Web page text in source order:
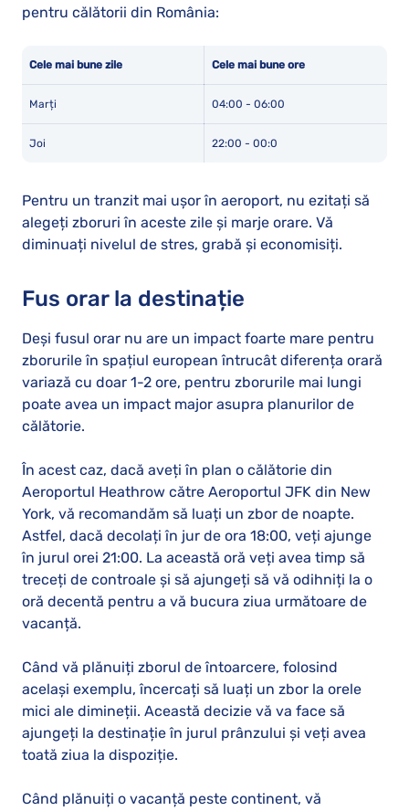
pentru călătorii din România:
Cele mai bune zile Cele mai bune ore
Marți 04:00 - 06:00
Joi 22:00 - 00:0
Pentru un tranzit mai ușor în aeroport, nu ezitați să
alegeți zboruri în aceste zile și marje orare. Vă
diminuați nivelul de stres, grabă și economisiți.
Fus orar la destinație
Deși fusul orar nu are un impact foarte mare pentru
zborurile în spațiul european întrucât diferența orară
variază cu doar 1-2 ore, pentru zborurile mai lungi
poate avea un impact major asupra planurilor de
călătorie.
În acest caz, dacă aveți în plan o călătorie din
Aeroportul Heathrow către Aeroportul JFK din New
York, vă recomandăm să luați un zbor de noapte.
Astfel, dacă decolați în jur de ora 18:00, veți ajunge
în jurul orei 21:00. La această oră veți avea timp să
treceți de controale și să ajungeți să vă odihniți la o
oră decentă pentru a vă bucura ziua următoare de
vacanță.
Când vă plănuiți zborul de întoarcere, folosind
același exemplu, încercați să luați un zbor la orele
mici ale dimineții. Această decizie vă va face să
ajungeți la destinație în jurul prânzului și veți avea
toată ziua la dispoziție.
Când plănuiți o vacanță peste continent, vă